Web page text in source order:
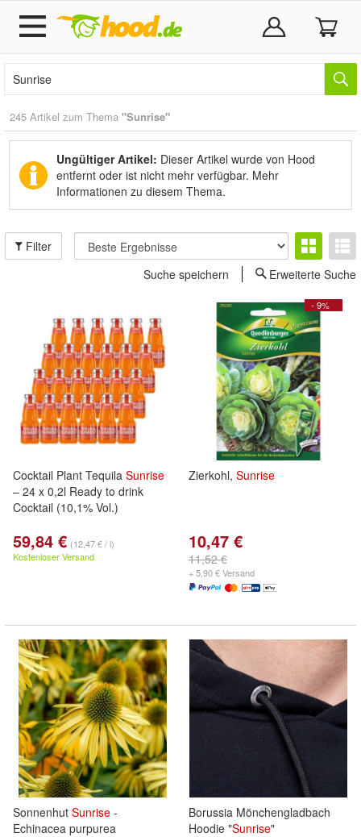
245 Artikel zum Thema "Sunrise"
Ungültiger Artikel: Dieser Artikel wurde von Hood
entfernt oder ist nicht mehr verfügbar. Mehr
Informationen zu diesem Thema.
Filter
Suche speichern
Erweiterte Suche
Cocktail Plant Tequila Sunrise
– 24 x 0,2l Ready to drink
Cocktail (10,1% Vol.)
59,84 € (12,47 € / l)
Kostenloser Versand
- 9%
Zierkohl, Sunrise
10,47 €
11,52 €
+ 5,90 € Versand
Sonnenhut Sunrise -
Echinacea purpurea
Borussia Mönchengladbach
Hoodie "Sunrise"